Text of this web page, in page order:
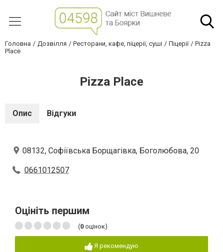
Головна Дозвілля Ресторани, кафе, піцерії, суші Піцерії
Pizza
Place
Pizza Place
Опис Відгуки
08132, Софіївська Борщагівка, Боголюбова, 20
0661012507
Оцініть першим
(0 оцінок)
Я рекомендую